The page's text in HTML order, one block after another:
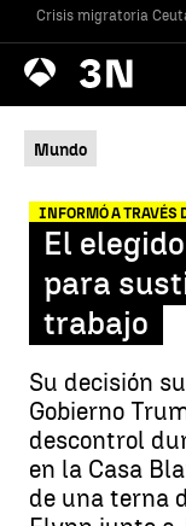
Crisis migratoria
Antena
3 Noticias
Mundo
INFORMÓ A TRAVÉS
El
para
trabajo
Su decisión
Gobierno
descontrol
en la Casa
de una terna